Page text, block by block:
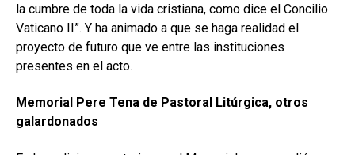
la cumbre de toda la vida cristiana, como dice el Concilio
Vaticano II”. Y ha animado a que se haga realidad el
proyecto de futuro que ve entre las instituciones
presentes en el acto.
Memorial Pere Tena de Pastoral Litúrgica, otros
galardonados